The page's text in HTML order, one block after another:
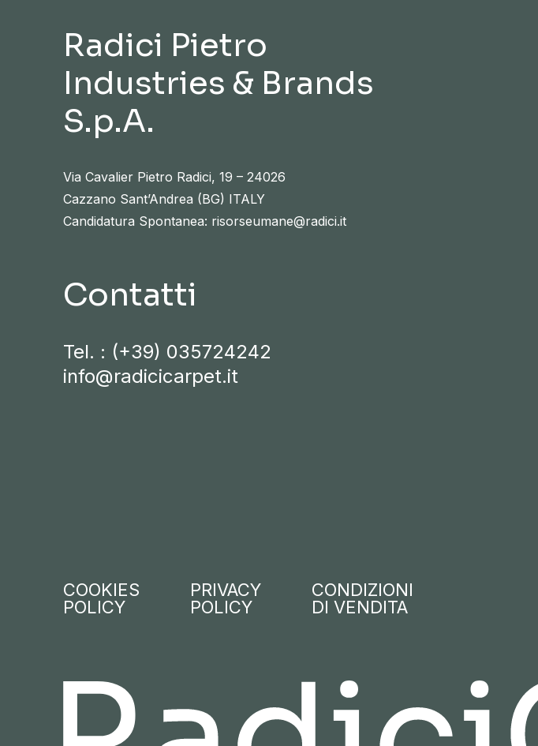
Radici Pietro
Industries & Brands
S.p.A.
Via Cavalier Pietro Radici, 19 – 24026
Cazzano Sant’Andrea (BG) ITALY
Candidatura Spontanea: risorseumane@radici.it
Contatti
Tel. : (+39) 035724242
info@radicicarpet.it
COOKIES
POLICY
PRIVACY
POLICY
CONDIZIONI
DI VENDITA